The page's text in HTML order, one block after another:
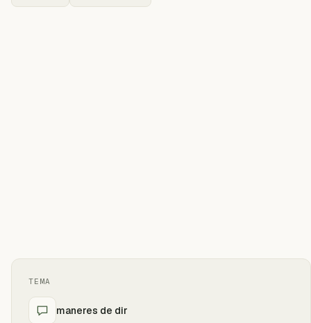
TEMA
maneres de dir